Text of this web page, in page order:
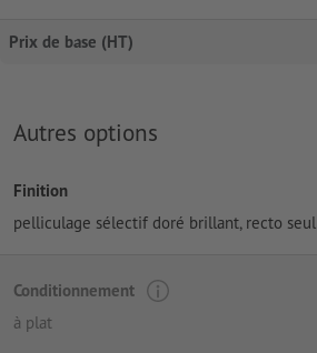
Prix de base (HT)
Autres options
Finition
pelliculage sélectif doré brillant, recto seul
Conditionnement
à plat